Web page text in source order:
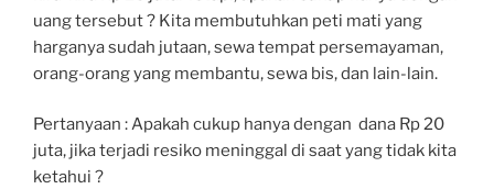
uang tersebut ? Kita membutuhkan peti mati yang
harganya sudah jutaan, sewa tempat persemayaman,
orang-orang yang membantu, sewa bis, dan lain-lain.
Pertanyaan : Apakah cukup hanya dengan dana Rp 20
juta, jika terjadi resiko meninggal di saat yang tidak kita
ketahui ?